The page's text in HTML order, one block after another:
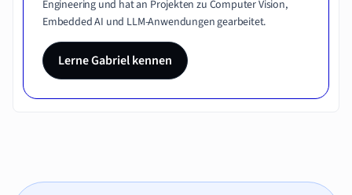
Engineering und hat an Projekten zu Computer Vision,
Embedded AI und LLM-Anwendungen gearbeitet.
Lerne Gabriel kennen